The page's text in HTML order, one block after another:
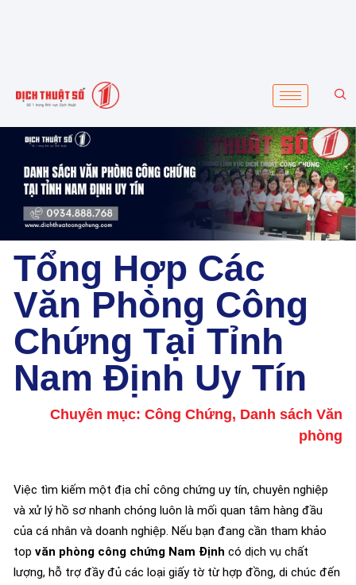
Tổng Hợp Các
Văn Phòng Công
Chứng Tại Tỉnh
Nam Định Uy Tín
Chuyên mục: Công Chứng, Danh sách Văn
phòng
Việc tìm kiếm một địa chỉ công chứng uy tín, chuyên nghiệp
và xử lý hồ sơ nhanh chóng luôn là mối quan tâm hàng đầu
của cá nhân và doanh nghiệp. Nếu bạn đang cần tham khảo
top văn phòng công chứng Nam Định có dịch vụ chất
lượng, hỗ trợ đầy đủ các loại giấy tờ từ hợp đồng, di chúc đến